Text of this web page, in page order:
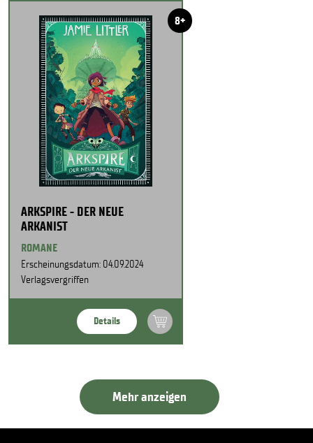
8+
ARKSPIRE - DER NEUE
ARKANIST
ROMANE
Erscheinungsdatum: 04.09.2024
Verlagsvergriffen
Details
Mehr anzeigen